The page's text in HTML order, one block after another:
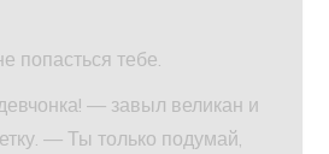
попасться тебе.
— завыл великан и
— Ты только подумай,